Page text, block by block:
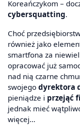
Koreańczykom –
cybersquatting.
Choć
również jako
smartfona za
opracować już
nad nią czarne
swojego dyrektora
pieniądze i przejąć
jednak mieć
więcej…